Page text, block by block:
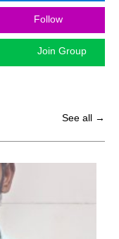
Follow
Join Group
See all →